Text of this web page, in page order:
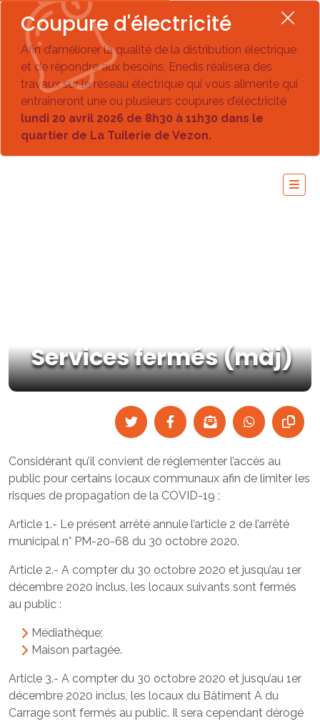
Coupure d'électricité
Afin d’améliorer la qualité de la distribution électrique
et de répondre aux besoins, Enedis réalisera des
travaux sur le réseau électrique qui vous alimente qui
entraîneront une ou plusieurs coupures d’électricité
lundi 20 avril 2026 de 8h30 à 11h30 dans le
quartier de La Tuilerie de Vezon.
Services fermés (màj)
Considérant qu’il convient de réglementer l’accès au
public pour certains locaux communaux afin de limiter les
risques de propagation de la COVID-19 ;
Article 1.- Le présent arrêté annule l’article 2 de l’arrêté
municipal n° PM-20-68 du 30 octobre 2020.
Article 2.- A compter du 30 octobre 2020 et jusqu’au 1er
décembre 2020 inclus, les locaux suivants sont fermés
au public :
Médiathèque;
Maison partagée.
Article 3.- A compter du 30 octobre 2020 et jusqu’au 1er
décembre 2020 inclus, les locaux du Bâtiment A du
Carrage sont fermés au public. Il sera cependant dérogé